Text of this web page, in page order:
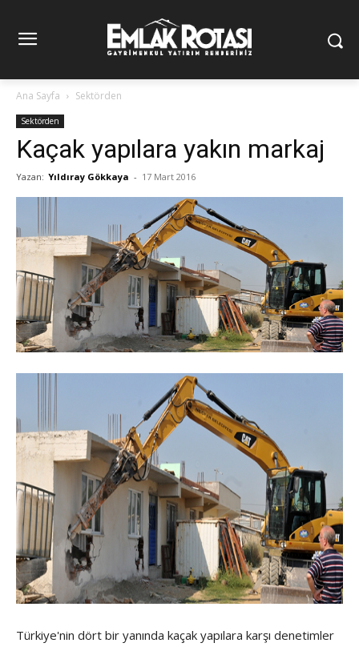
Ana Sayfa Sektörden
Sektörden
Kaçak yapılara yakın markaj
Yazan: Yıldıray Gökkaya - 17 Mart 2016
Türkiye'nin dört bir yanında kaçak yapılara karşı denetimler